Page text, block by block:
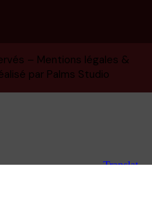
– Mentions légales &
par Palms Studio